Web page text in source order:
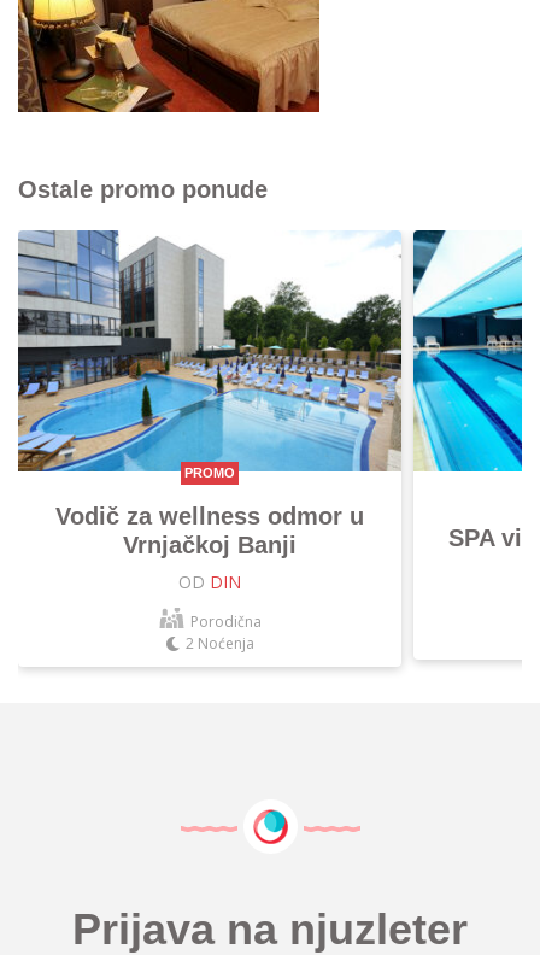
Ostale promo ponude
PROMO
Vodič za wellness odmor u
Vrnjačkoj Banji
OD DIN
Porodična
2 Noćenja
SPA
Prijava na njuzleter